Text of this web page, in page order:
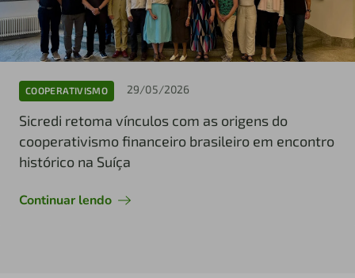
COOPERATIVISMO 29/05/2026
Sicredi retoma vínculos com as origens do
cooperativismo financeiro brasileiro em encontro
histórico na Suíça
Continuar lendo